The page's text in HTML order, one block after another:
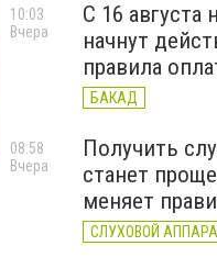
С 16
начнут
правила
БАКАД
10:03
Вчера
Получить
станет
меняет
СЛУХОВОЙ
08:58
Вчера